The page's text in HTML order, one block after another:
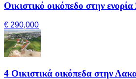
Οικιστικό οικόπεδο στην
€ 290,000
4 Οικιστικά οικόπεδα στην